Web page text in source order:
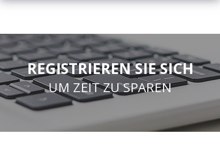
REGISTRIEREN SIE SICH
UM ZEIT ZU SPAREN